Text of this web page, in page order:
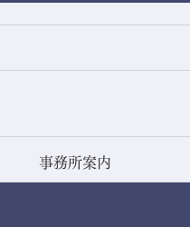
事務所案内